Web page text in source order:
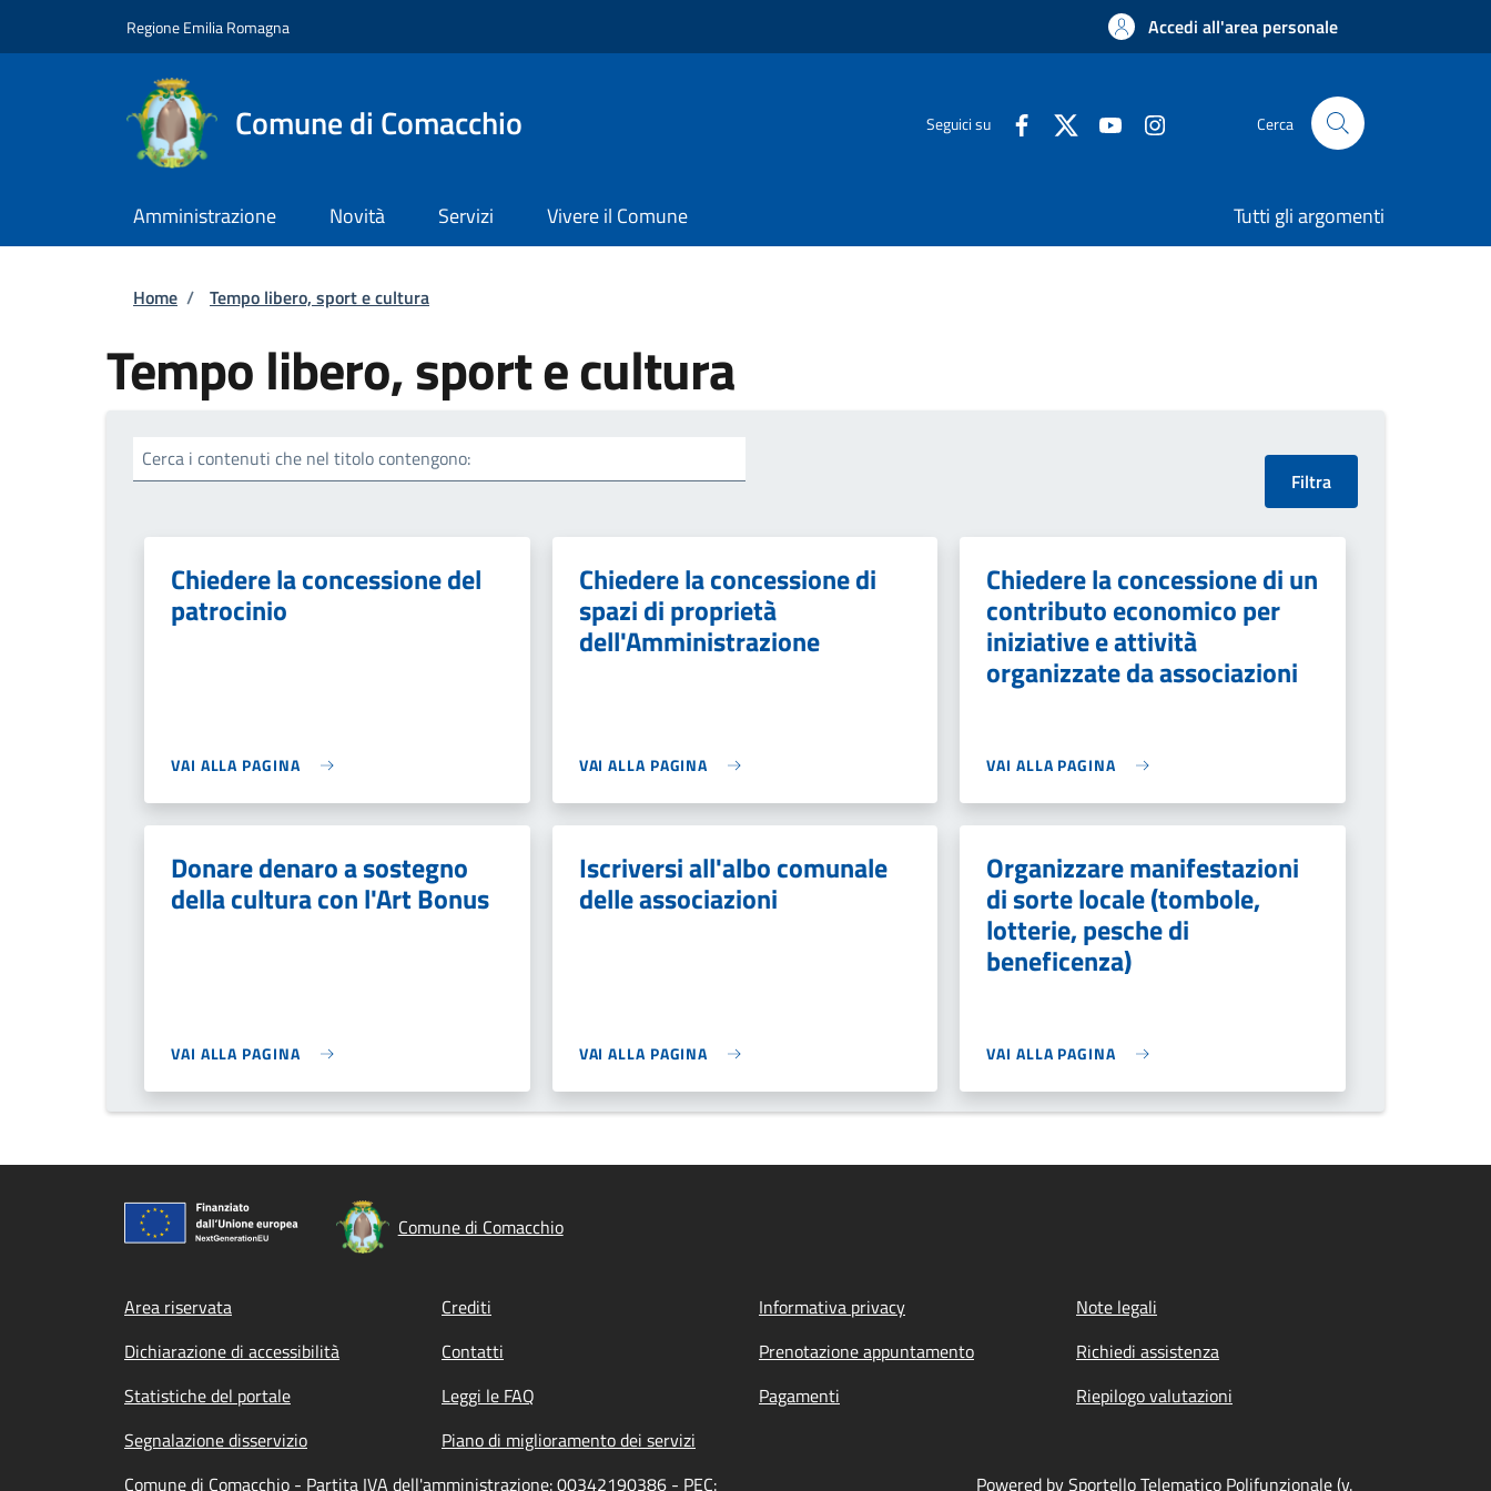
Regione Emilia Romagna Accedi all'area personale
Comune di Comacchio Seguici su Cerca
Amministrazione Novità Servizi Vivere il Comune Tutti gli argomenti
Briciole di pane
Home / Tempo libero, sport e cultura
Tempo libero, sport e cultura
Cerca i contenuti che nel titolo contengono:
Chiedere la concessione del
patrocinio
VAI ALLA PAGINA
Chiedere la concessione di
spazi di proprietà
dell'Amministrazione
VAI ALLA PAGINA
Chiedere la concessione di un
contributo economico per
iniziative e attività
organizzate da associazioni
VAI ALLA PAGINA
Donare denaro a sostegno
della cultura con l'Art Bonus
VAI ALLA PAGINA
Iscriversi all'albo comunale
delle associazioni
VAI ALLA PAGINA
Organizzare manifestazioni
di sorte locale (tombole,
lotterie, pesche di
beneficenza)
VAI ALLA PAGINA
Comune di Comacchio
Footer menu
Area riservata Crediti Informativa privacy
Note legali
Dichiarazione di accessibilità
Contatti Prenotazione appuntamento
Richiedi assistenza
Statistiche del portale
Leggi le FAQ Pagamenti
Riepilogo valutazioni
Segnalazione disservizio
Piano di miglioramento dei servizi
Comune di Comacchio - Partita IVA dell'amministrazione: 00342190386 - PEC:
Powered by Sportello Telematico Polifunzionale (v.